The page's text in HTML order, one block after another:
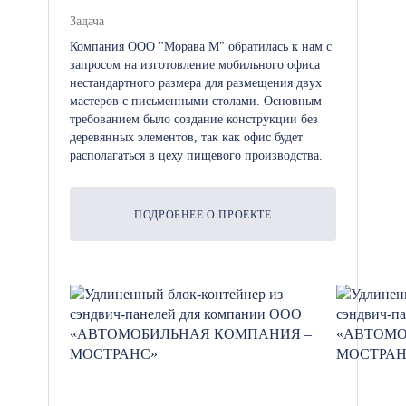
что делает их идеальными для
различных типов объектов. Мы
гарантируем высокое качество наших
модульных гостиниц, оперативную
доставку и установку, а также
возможность настройки под ваши
Процесс изготовления модульного
отеля занимает от 2 до 5 рабочих
вариантов доставки, включая
разгрузку на месте, а также
возможность забрать модуль
самостоятельно. Для повышения
Задача
Компания ООО "Морава М" обратилась к нам с
запросом на изготовление мобильного офиса
нестандартного размера для размещения двух
мастеров с письменными столами. Основным
требованием было создание конструкции без
деревянных элементов, так как офис будет
располагаться в цеху пищевого производства.
ПОДРОБНЕЕ О ПРОЕКТЕ